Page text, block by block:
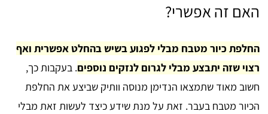
האם זה אפשרי?
החלפת כיור מטבח מבלי לפגוע בשיש בהחלט אפשרית ואף
רצוי שזה יתבצע מבלי לגרום לנזקים נוספים. בעקבות כך,
חשוב מאוד שתמצאו הנדימן מנוסה וותיק שביצע את החלפת
הכיור מטבח בעבר. זאת על מנת שידע כיצד לעשות זאת מבלי